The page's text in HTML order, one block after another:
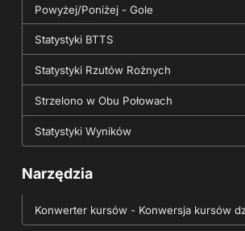
Powyżej/Poniżej - Gole
Statystyki BTTS
Statystyki Rzutów Rożnych
Strzelono w Obu Połowach
Statystyki Wyników
Narzędzia
Konwerter kursów - Konwersja kursów